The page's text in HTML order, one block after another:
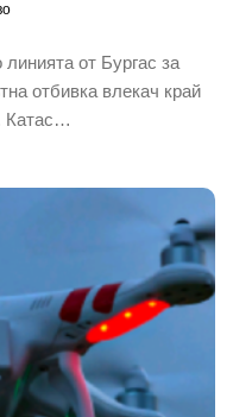
от Бургас за
отбивка влекач край
Катас…